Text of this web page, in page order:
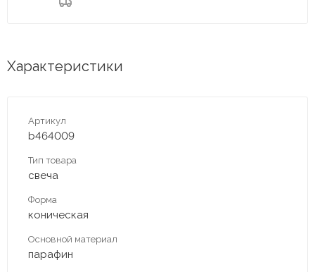
Характеристики
Артикул
b464009
Тип товара
свеча
Форма
коническая
Основной материал
парафин